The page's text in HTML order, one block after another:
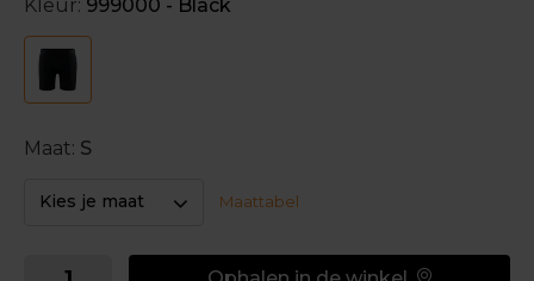
de short vervaardigd uit lichte materialen.
6 inches
Dit model is iets langer qua beenlengte dan de Craft
Kleur: 999000 - Black
Maat: S
Kies je maat Maattabel